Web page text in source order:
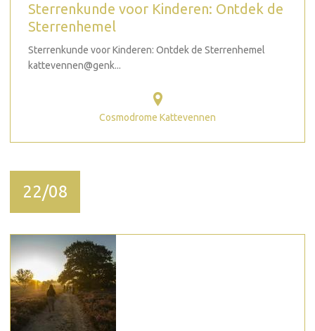
Sterrenkunde voor Kinderen: Ontdek de
Sterrenhemel
Sterrenkunde voor Kinderen: Ontdek de Sterrenhemel
kattevennen@genk...
Cosmodrome Kattevennen
22/08